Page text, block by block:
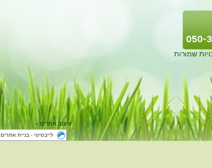
עיצוב אתרים -
לייבסיטי - בניית אתרים